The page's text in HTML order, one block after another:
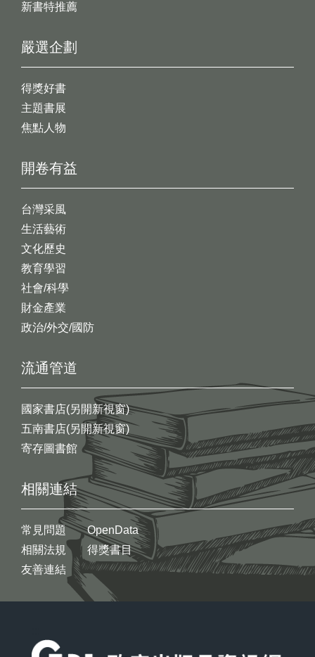
新書特推薦
開卷有益
台灣采風
生活藝術
文化歷史
教育學習
社會/科學
財金產業
政治/外交/國防
嚴選企劃
得獎好書
主題書展
焦點人物
流通管道
國家書店(另開新視窗)
五南書店(另開新視窗)
寄存圖書館
相關連結
常見問題
相關法規
友善連結
OpenData
得獎書目